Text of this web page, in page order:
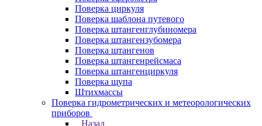
Поверка циркуля
Поверка шаблона путевого
Поверка штангенглубиномера
Поверка штангензубомера
Поверка штангенов
Поверка штангенрейсмаса
Поверка штангенциркуля
Поверка щупа
Штихмассы
Поверка гидрометрических и метеорологических
приборов
Назад